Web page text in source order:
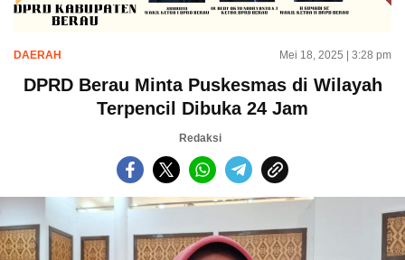
DAERAH Mei 18, 2025 | 3:28 pm
DPRD Berau Minta Puskesmas di Wilayah
Terpencil Dibuka 24 Jam
Redaksi